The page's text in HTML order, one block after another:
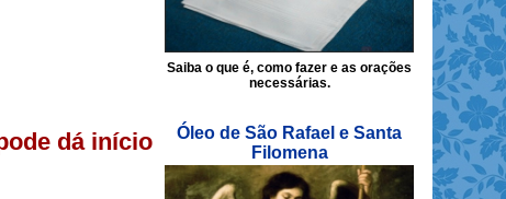
dá início
Saiba o que é, como fazer e as orações
necessárias.
Óleo de São Rafael e Santa
Filomena